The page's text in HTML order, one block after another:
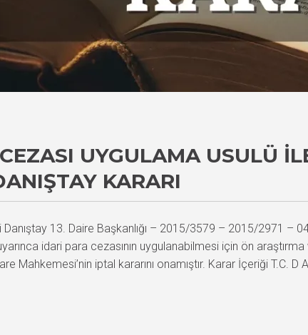
UYGULAMA USULÜ
KARARI
Danıştay 13. Daire Başkanlığı – 2015/3579 – 2015/2971 –
idari para cezasının uygulanabilmesi için ön
Mahkemesi’nin iptal kararını onamıştır. Karar İçeriği T.C. D